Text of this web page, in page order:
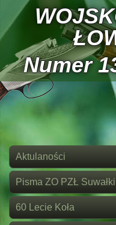
Numer
Aktulaności
Pisma ZO PZŁ Suwałki
60 Lecie Koła